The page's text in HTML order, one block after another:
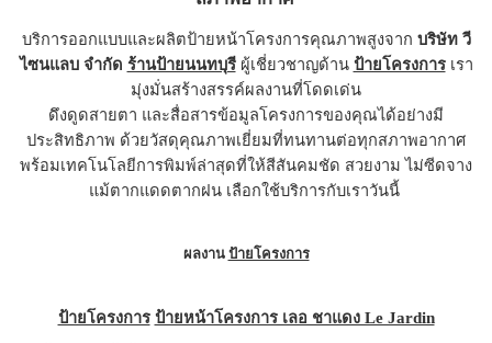
บริการออกแบบและผลิตป้ายหน้าโครงการคุณภาพสูงจาก บริษัท วี
ไซนแลบ จำกัด ร้านป้ายนนทบุรีผู้เชี่ยวชาญด้าน ป้ายโครงการเรา
มุ่งมั่นสร้างสรรค์ผลงานที่โดดเด่น
ดึงดูดสายตา และสื่อสารข้อมูลโครงการของคุณได้อย่างมี
ประสิทธิภาพ ด้วยวัสดุคุณภาพเยี่ยมที่ทนทานต่อทุกสภาพอากาศ
พร้อมเทคโนโลยีการพิมพ์ล่าสุดที่ให้สีสันคมชัด สวยงาม ไม่ซีดจาง
แม้ตากแดดตากฝน เลือกใช้บริการกับเราวันนี้
ผลงาน ป้ายโครงการ
ป้ายโครงการ ป้ายหน้าโครงการ เลอ ชาแดง Le Jardin